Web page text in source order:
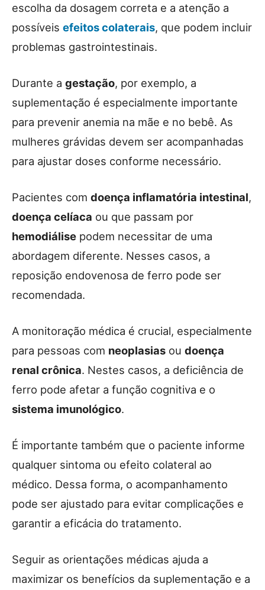
escolha da dosagem correta e a atenção a
possíveis efeitos colaterais, que podem incluir
problemas gastrointestinais.
Durante a gestação, por exemplo, a
suplementação é especialmente importante
para prevenir anemia na mãe e no bebê. As
mulheres grávidas devem ser acompanhadas
para ajustar doses conforme necessário.
Pacientes com doença inflamatória intestinal,
doença celíaca ou que passam por
hemodiálise podem necessitar de uma
abordagem diferente. Nesses casos, a
reposição endovenosa de ferro pode ser
recomendada.
A monitoração médica é crucial, especialmente
para pessoas com neoplasias ou doença
renal crônica. Nestes casos, a deficiência de
ferro pode afetar a função cognitiva e o
sistema imunológico.
É importante também que o paciente informe
qualquer sintoma ou efeito colateral ao
médico. Dessa forma, o acompanhamento
pode ser ajustado para evitar complicações e
garantir a eficácia do tratamento.
Seguir as orientações médicas ajuda a
maximizar os benefícios da suplementação e a